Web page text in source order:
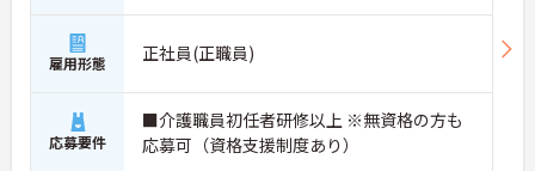
雇用形態 正社員(正職員)
応募要件
■介護職員初任者研修以上 ※無資格の方も
応募可（資格支援制度あり）